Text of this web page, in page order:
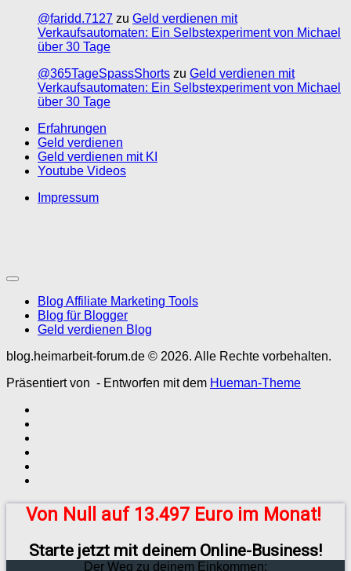
@faridd.7127 zu Geld verdienen mit
Verkaufsautomaten: Ein Selbstexperiment von Michael
über 30 Tage
@365TageSpassShorts zu Geld verdienen mit
Verkaufsautomaten: Ein Selbstexperiment von Michael
über 30 Tage
Erfahrungen
Geld verdienen
Geld verdienen mit KI
Youtube Videos
Impressum
Blog Affiliate Marketing Tools
Blog für Blogger
Geld verdienen Blog
blog.heimarbeit-forum.de © 2026. Alle Rechte vorbehalten.
Präsentiert von - Entworfen mit dem Hueman-Theme
Von Null auf 13.497 Euro im Monat!
Starte jetzt mit deinem Online-Business!
Der Weg zu deinem Einkommen: